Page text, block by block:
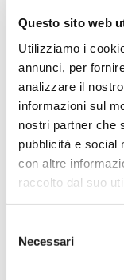
Questo sito web
Utilizziamo i
annunci, per
analizzare il
informazioni sul
nostri partner che
pubblicità e social
con altre
raccolto dal suo
delNecessari
14/07/2026
Acqua bene
L'estate porta con
assetate...
Leggi tutto »